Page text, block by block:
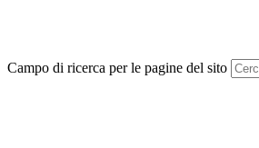
Campo di ricerca per le pagine del sito